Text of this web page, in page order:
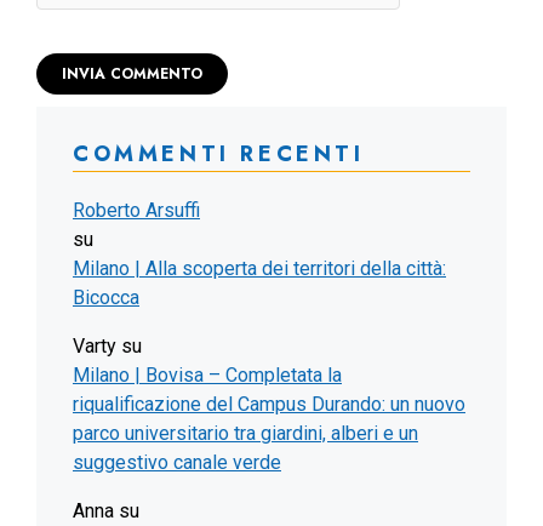
COMMENTI RECENTI
Roberto Arsuffi
su
Milano | Alla scoperta dei territori della città:
Bicocca
Varty su
Milano | Bovisa – Completata la
riqualificazione del Campus Durando: un nuovo
parco universitario tra giardini, alberi e un
suggestivo canale verde
Anna su